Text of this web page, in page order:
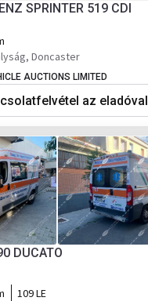
SPRINTER 519 CDI
Doncaster
AUCTIONS LIMITED
az eladóval
DUCATO
109 LE